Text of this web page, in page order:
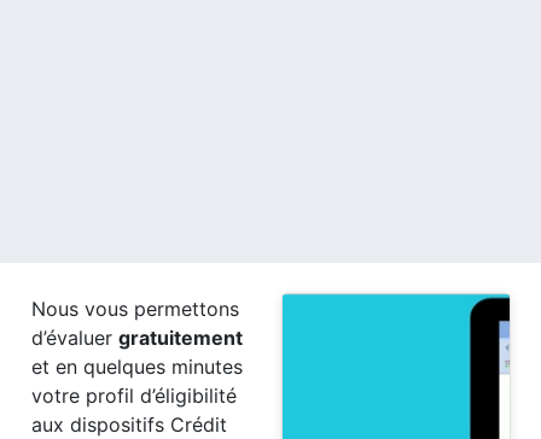
Nous vous permettons
d’évaluer gratuitement
et en quelques minutes
votre profil d’éligibilité
aux dispositifs Crédit